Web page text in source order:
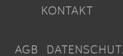
KONTAKT
AGB